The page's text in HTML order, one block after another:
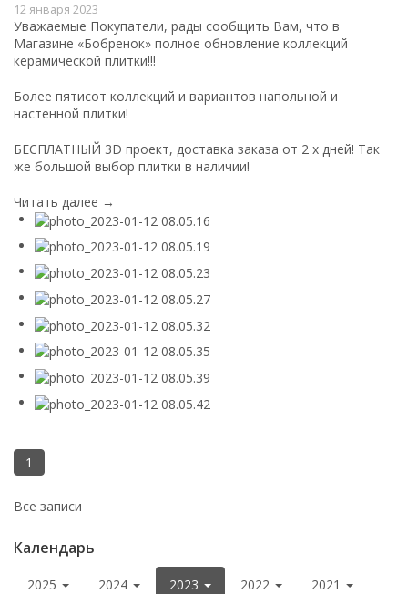
12 января 2023
Уважаемые Покупатели, рады сообщить Вам, что в
Магазине «Бобренок» полное обновление коллекций
керамической плитки!!!
Более пятисот коллекций и вариантов напольной и
настенной плитки!
БЕСПЛАТНЫЙ 3D проект, доставка заказа от 2 х дней! Так
же большой выбор плитки в наличии!
Читать далее →
1
Все записи
Календарь
2025 2024 2023 2022 2021